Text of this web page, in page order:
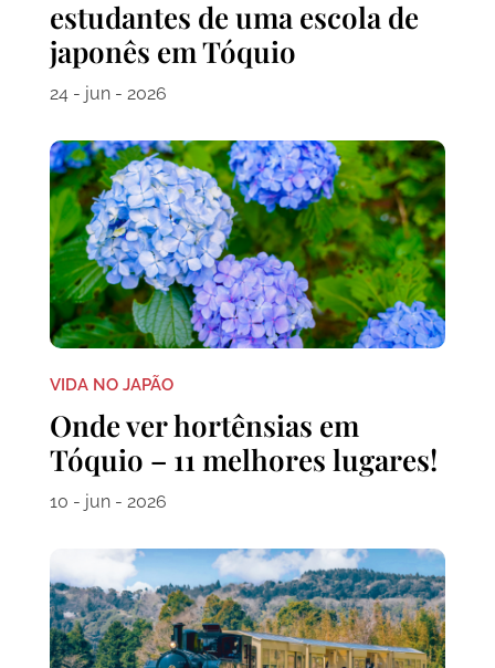
estudantes de uma escola de
japonês em Tóquio
24 - jun - 2026
VIDA NO JAPÃO
Onde ver hortênsias em
Tóquio – 11 melhores lugares!
10 - jun - 2026